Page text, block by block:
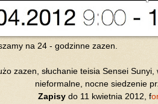
na 24 - godzinne zazen.
zazen, słuchanie teisia Sensei
nieformalne, nocne siedzenie
Zapisy do 11 kwietnia 2012, f